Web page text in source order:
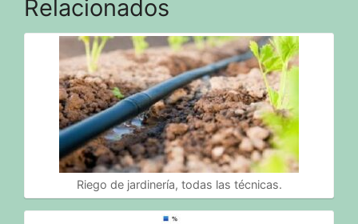
Relacionados
Riego de jardinería, todas las técnicas.